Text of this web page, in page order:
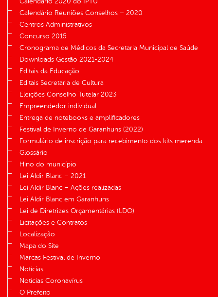
Calendário Reuniões Conselhos – 2020
Centros Administrativos
Concurso 2015
Cronograma de Médicos da Secretaria Municipal de Saúde
Downloads Gestão 2021-2024
Editais da Educação
Editais Secretaria de Cultura
Eleições Conselho Tutelar 2023
Empreendedor individual
Entrega de notebooks e amplificadores
Festival de Inverno de Garanhuns (2022)
Formulário de inscrição para recebimento dos kits merenda
Glossário
Hino do município
Lei Aldir Blanc – 2021
Lei Aldir Blanc – Ações realizadas
Lei Aldir Blanc em Garanhuns
Lei de Diretrizes Orçamentárias (LDO)
Licitações e Contratos
Localização
Mapa do Site
Marcas Festival de Inverno
Notícias
Notícias Coronavírus
O Prefeito